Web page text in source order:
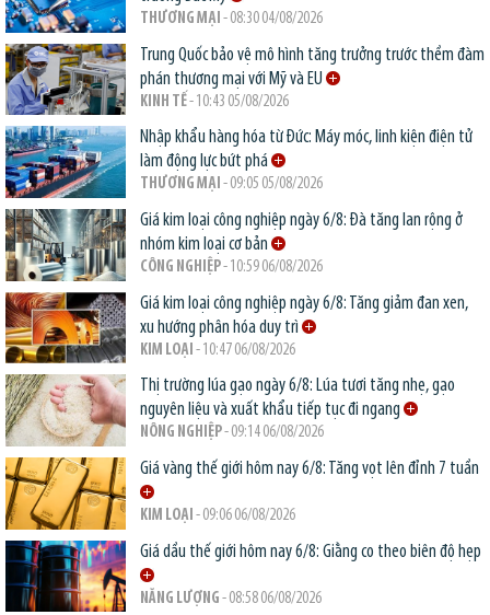
THƯƠNG MẠI - 08:30 04/08/2026
Trung Quốc bảo vệ mô hình tăng trưởng trước thềm đàm
phán thương mại với Mỹ và EU
KINH TẾ- 10:43 05/08/2026
Nhập khẩu hàng hóa từ Đức: Máy móc, linh kiện điện tử
làm động lực bứt phá
THƯƠNG MẠI - 09:05 05/08/2026
Giá kim loại công nghiệp ngày 6/8: Đà tăng lan rộng ở
nhóm kim loại cơ bản
CÔNG NGHIỆP- 10:59 06/08/2026
Giá kim loại công nghiệp ngày 6/8: Tăng giảm đan xen,
xu hướng phân hóa duy trì
KIM LOẠI - 10:47 06/08/2026
Thị trường lúa gạo ngày 6/8: Lúa tươi tăng nhẹ, gạo
nguyên liệu và xuất khẩu tiếp tục đi ngang
NÔNG NGHIỆP- 09:14 06/08/2026
Giá vàng thế giới hôm nay 6/8: Tăng vọt lên đỉnh 7 tuần
KIM LOẠI - 09:06 06/08/2026
Giá dầu thế giới hôm nay 6/8: Giằng co theo biên độ hẹp
NĂNG LƯỢNG - 08:58 06/08/2026